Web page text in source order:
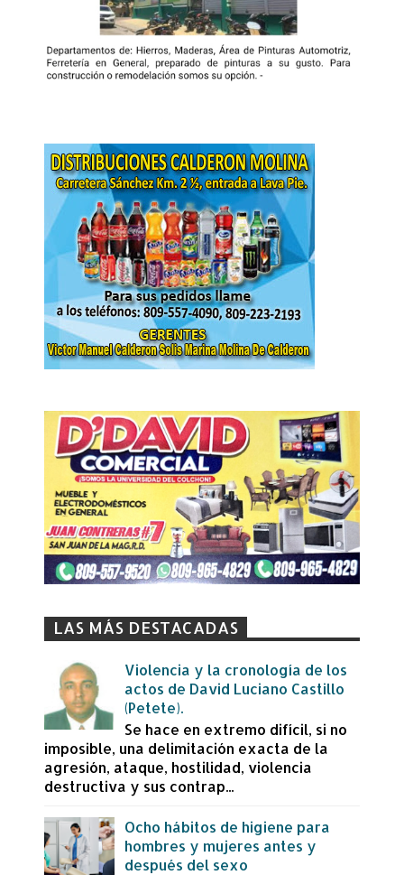
LAS MÁS DESTACADAS
Violencia y la cronología de los
actos de David Luciano Castillo
(Petete).
Se hace en extremo difícil, si no
imposible, una delimitación exacta de la
agresión, ataque, hostilidad, violencia
destructiva y sus contrap...
Ocho hábitos de higiene para
hombres y mujeres antes y
después del sexo